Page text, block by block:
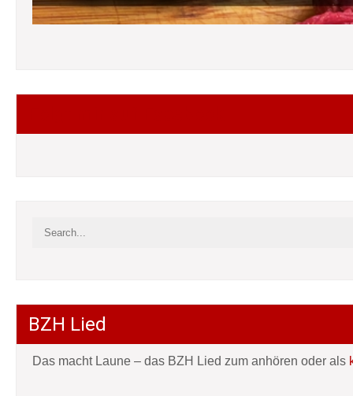
BZH Lied
Das macht Laune – das BZH Lied zum anhören oder als